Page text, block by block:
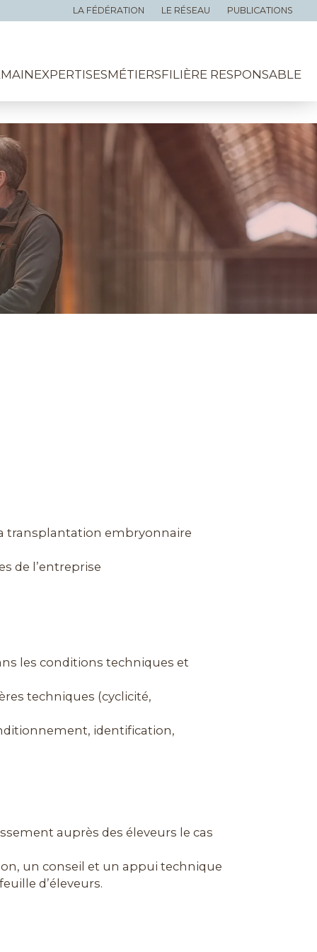
LA FÉDÉRATION LE RÉSEAU PUBLICATIONS
EXPERTISESMÉTIERSFILIÈRE RESPONSABLE
transplantation embryonnaire
de l’entreprise
les conditions techniques et
techniques (cyclicité,
identification,
auprès des éleveurs le cas
un conseil et un appui technique
d’éleveurs.